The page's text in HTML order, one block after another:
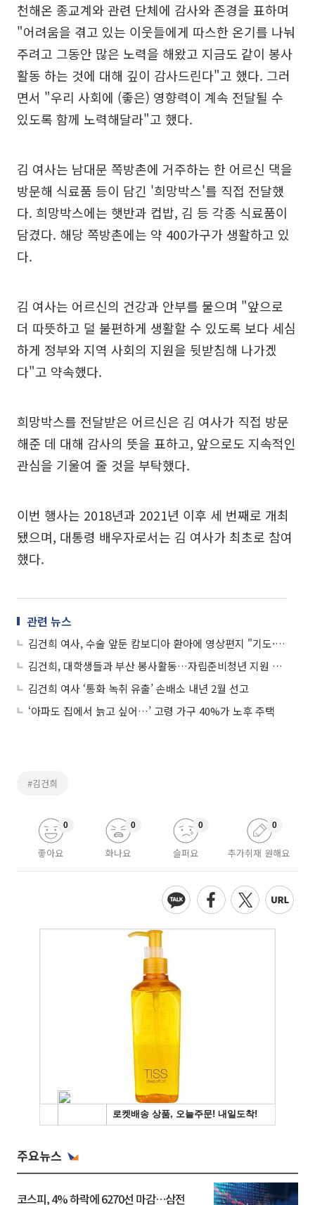
천해온 종교계와 관련 단체에 감사와 존경을 표하며
"어려움을 겪고 있는 이웃들에게 따스한 온기를 나눠
주려고 그동안 많은 노력을 해왔고 지금도 같이 봉사
활동 하는 것에 대해 깊이 감사드린다"고 했다. 그러
면서 "우리 사회에 (좋은) 영향력이 계속 전달될 수
있도록 함께 노력해달라"고 했다.
김 여사는 남대문 쪽방촌에 거주하는 한 어르신 댁을
방문해 식료품 등이 담긴 '희망박스'를 직접 전달했
다. 희망박스에는 햇반과 컵밥, 김 등 각종 식료품이
담겼다. 해당 쪽방촌에는 약 400가구가 생활하고 있
다.
김 여사는 어르신의 건강과 안부를 물으며 "앞으로
더 따뜻하고 덜 불편하게 생활할 수 있도록 보다 세심
하게 정부와 지역 사회의 지원을 뒷받침해 나가겠
다"고 약속했다.
희망박스를 전달받은 어르신은 김 여사가 직접 방문
해준 데 대해 감사의 뜻을 표하고, 앞으로도 지속적인
관심을 기울여 줄 것을 부탁했다.
이번 행사는 2018년과 2021년 이후 세 번째로 개최
됐으며, 대통령 배우자로서는 김 여사가 최초로 참여
했다.
관련 뉴스
김건희 여사, 수술 앞둔 캄보디아 환아에 영상편지 "기도·응원하겠다"
김건희, 대학생들과 부산 봉사활동…자립준비청년 지원 당부도
김건희 여사 ‘통화 녹취 유출’ 손배소 내년 2월 선고
‘아파도 집에서 늙고 싶어…’ 고령 가구 40%가 노후 주택
#김건희
좋아요
0
화나요
0
슬퍼요
0
추가취재 원해요
0
주요뉴스
코스피, 4% 하락에 6270선 마감…삼전